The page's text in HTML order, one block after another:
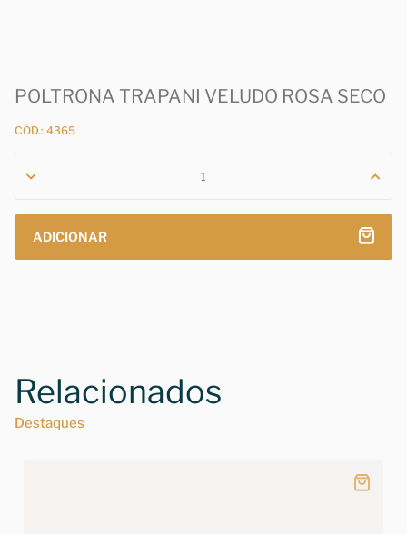
POLTRONA TRAPANI VELUDO ROSA SECO
CÓD.: 4365
ADICIONAR
Relacionados
Destaques